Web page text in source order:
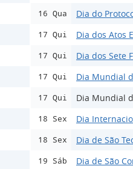
16 Qua Dia do
17 Qui Dia dos Atos
17 Qui Dia dos Sete
17 Qui Dia Mundial
17 Qui Dia Mundial
18 Sex Dia
18 Sex Dia de São
19 Sáb Dia de São